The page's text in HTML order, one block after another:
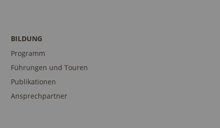
BILDUNG
Programm
Führungen und Touren
Publikationen
Ansprechpartner